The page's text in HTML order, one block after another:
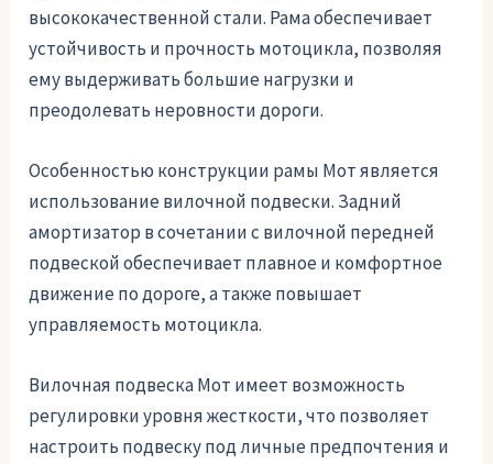
высококачественной стали. Рама обеспечивает
устойчивость и прочность мотоцикла, позволяя
ему выдерживать большие нагрузки и
преодолевать неровности дороги.
Особенностью конструкции рамы Мот является
использование вилочной подвески. Задний
амортизатор в сочетании с вилочной передней
подвеской обеспечивает плавное и комфортное
движение по дороге, а также повышает
управляемость мотоцикла.
Вилочная подвеска Мот имеет возможность
регулировки уровня жесткости, что позволяет
настроить подвеску под личные предпочтения и